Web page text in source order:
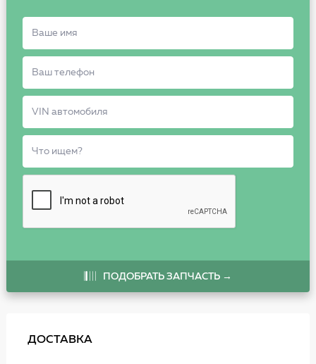
ПОДОБРАТЬ ЗАПЧАСТЬ →
ДОСТАВКА